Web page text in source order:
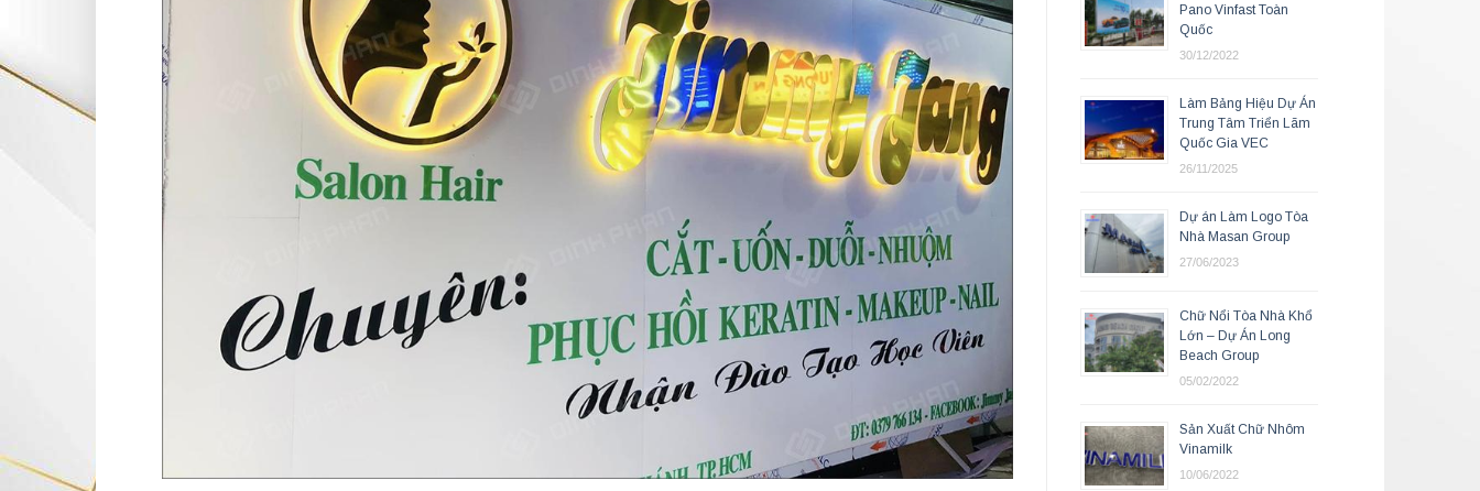
Pano Vinfast Toàn
Quốc
30/12/2022
Làm Bảng Hiệu Dự Án
Trung Tâm Triển Lãm
Quốc Gia VEC
26/11/2025
Dự án Làm Logo Tòa
Nhà Masan Group
27/06/2023
Chữ Nổi Tòa Nhà Khổ
Lớn – Dự Án Long
Beach Group
05/02/2022
Sản Xuất Chữ Nhôm
Vinamilk
10/06/2022